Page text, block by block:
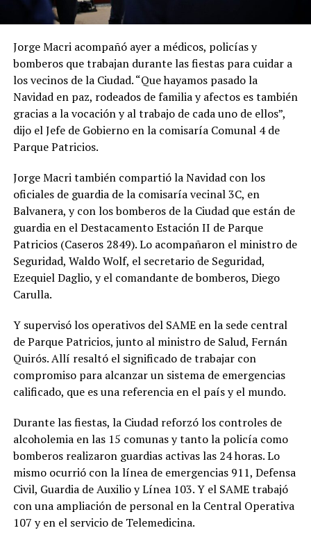
Jorge Macri acompañó ayer a médicos, policías y
bomberos que trabajan durante las fiestas para cuidar a
los vecinos de la Ciudad. “Que hayamos pasado la
Navidad en paz, rodeados de familia y afectos es también
gracias a la vocación y al trabajo de cada uno de ellos”,
dijo el Jefe de Gobierno en la comisaría Comunal 4 de
Parque Patricios.
Jorge Macri también compartió la Navidad con los
oficiales de guardia de la comisaría vecinal 3C, en
Balvanera, y con los bomberos de la Ciudad que están de
guardia en el Destacamento Estación II de Parque
Patricios (Caseros 2849). Lo acompañaron el ministro de
Seguridad, Waldo Wolf, el secretario de Seguridad,
Ezequiel Daglio, y el comandante de bomberos, Diego
Carulla.
Y supervisó los operativos del SAME en la sede central
de Parque Patricios, junto al ministro de Salud, Fernán
Quirós. Allí resaltó el significado de trabajar con
compromiso para alcanzar un sistema de emergencias
calificado, que es una referencia en el país y el mundo.
Durante las fiestas, la Ciudad reforzó los controles de
alcoholemia en las 15 comunas y tanto la policía como
bomberos realizaron guardias activas las 24 horas. Lo
mismo ocurrió con la línea de emergencias 911, Defensa
Civil, Guardia de Auxilio y Línea 103. Y el SAME trabajó
con una ampliación de personal en la Central Operativa
107 y en el servicio de Telemedicina.